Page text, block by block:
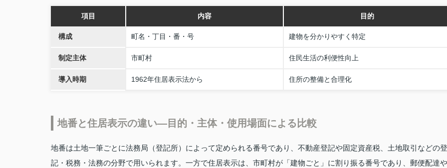
項目 内容 目的
構成 町名・丁目・番・号 建物を分かりやすく特定
制定主体 市町村 住民生活の利便性向上
導入時期 1962年住居表示法から 住所の整備と合理化
地番と住居表示の違い—目的・主体・使用場面による比較
地番は土地一筆ごとに法務局（登記所）によって定められる番号であり、不動産登記や固定資産税、土地取引などの登
記・税務・法務の分野で用いられます。一方で住居表示は、市町村が「建物ごと」に割り振る番号であり、郵便配達や